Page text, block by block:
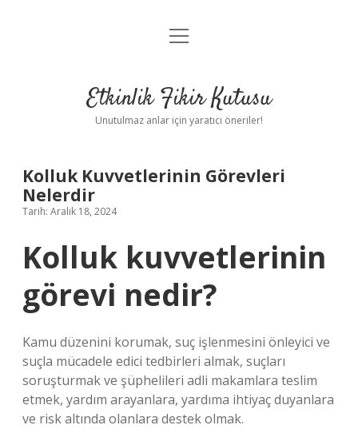
Anasayfa
Yasal Uyarı
menüyü
Etkinlik Fikir Kutusu
Unutulmaz anlar için yaratıcı öneriler!
Kolluk Kuvvetlerinin Görevleri
Nelerdir
Tarih: Aralık 18, 2024
Kolluk kuvvetlerinin
görevi nedir?
Kamu düzenini korumak, suç işlenmesini önleyici ve
suçla mücadele edici tedbirleri almak, suçları
soruşturmak ve şüphelileri adli makamlara teslim
etmek, yardım arayanlara, yardıma ihtiyaç duyanlara
ve risk altında olanlara destek olmak.